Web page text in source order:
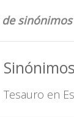
Tesauro en